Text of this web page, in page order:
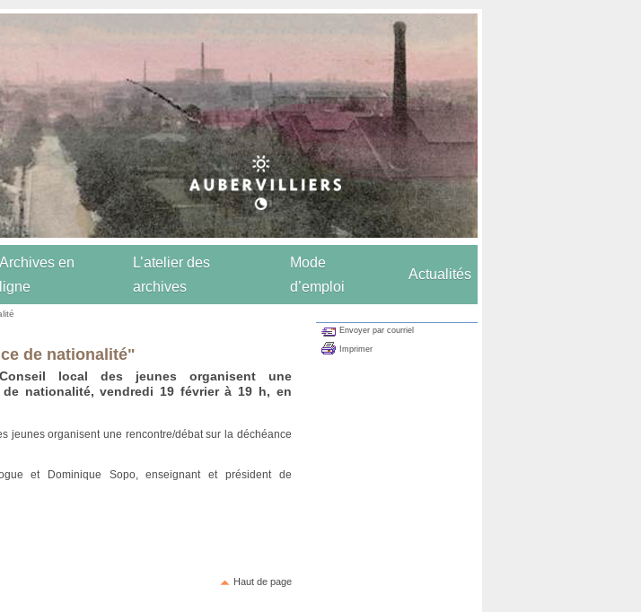
Archives en
ligne
L’atelier des
archives
Mode
d’emploi
Actualités
de nationalité"
local des jeunes organisent une
nationalité, vendredi 19 février à 19 h, en
jeunes organisent une rencontre/débat sur la déchéance
et Dominique Sopo, enseignant et président de
Haut de page
Envoyer par courriel
Imprimer